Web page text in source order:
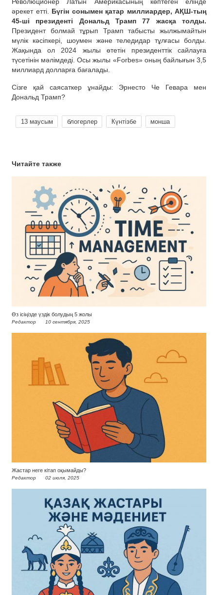
әрекет етті. Бүгін сонымен қатар миллиардер, АҚШ-тың
45-ші президенті Дональд Трамп 77 жасқа толды.
Президент болмай тұрып Трамп табысты жылжымайтын
мүлік кәсіпкері, шоумен және теледидар тұлғасы болды.
Жақында ол 2024 жылы өтетін президенттік сайлауға
түсетінін мәлімдеді. Осы жылы «Forbes» оның байлығын 3,5
миллиард долларға бағалады.
Сізге қай саясаткер ұнайды: Эрнесто Че Гевара мен
Дональд Трамп?
13 маусым блогерлер Күнтізбе монша
Читайте также
Өз ісіңізде үздік болудың 5 жолы
Редактор 10 сентября, 2025
Жастар неге кітап оқымайды?
Редактор 02 июля, 2025